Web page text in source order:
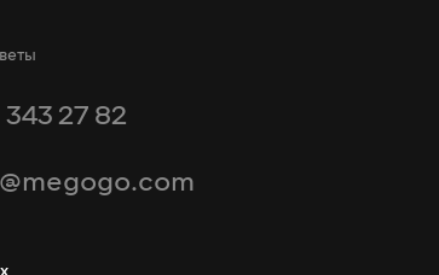
27 82